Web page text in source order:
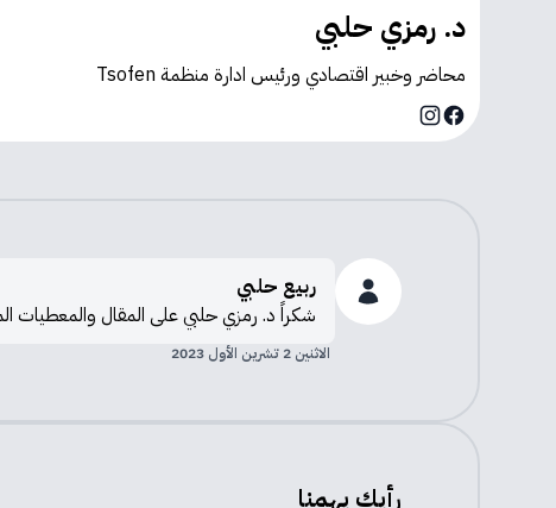
د. رمزي حلبي
محاضر وخبير اقتصادي ورئيس ادارة منظمة Tsofen
Facebook
Instagram
ربيع حلبي
شكراً د. رمزي حلبي على المقال والمعطيات
الاثنين 2 تشرين الأول 2023
رأيك يهمنا